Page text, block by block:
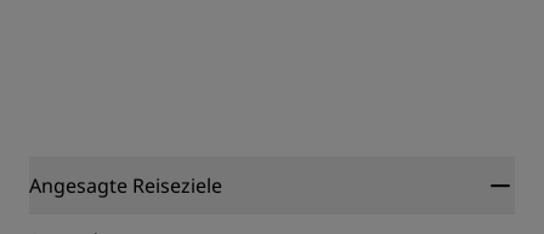
Angesagte Reiseziele